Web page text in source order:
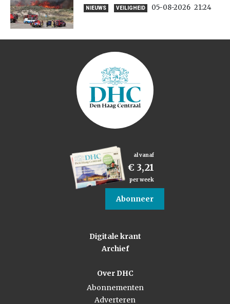
NIEUWS VEILIGHEID 05-08-2026 21:24
al vanaf
€ 3,21
per week
Abonneer
Digitale krant
Archief
Over DHC
Abonnementen
Adverteren